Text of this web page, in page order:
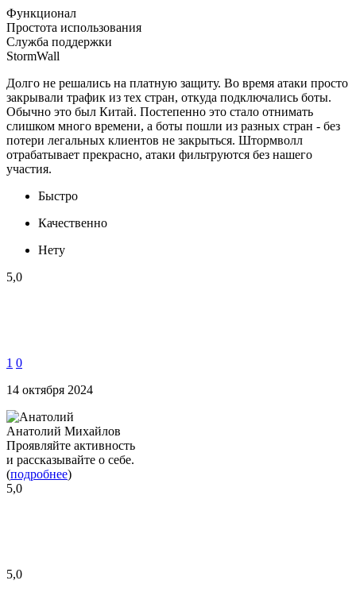
Функционал
Простота использования
Служба поддержки
StormWall
Долго не решались на платную защиту. Во время атаки просто
закрывали трафик из тех стран, откуда подключались боты.
Обычно это был Китай. Постепенно это стало отнимать
слишком много времени, а боты пошли из разных стран - без
потери легальных клиентов не закрыться. Штормволл
отрабатывает прекрасно, атаки фильтруются без нашего
участия.
Быстро
Качественно
Нету
5,0
1 0
14 октября 2024
Анатолий Михайлов
Проявляйте активность
и рассказывайте о себе.
(подробнее)
5,0
5,0